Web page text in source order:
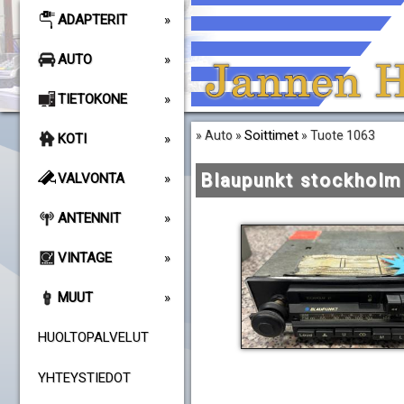
ADAPTERIT
AUTO
TIETOKONE
KOTI
VALVONTA
ANTENNIT
VINTAGE
MUUT
HUOLTOPALVELUT
YHTEYSTIEDOT
» Auto »Soittimet » Tuote 1063
Blaupunkt